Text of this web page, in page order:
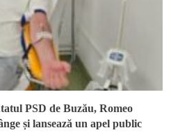
PSD de Buzău, Romeo
și lansează un apel public